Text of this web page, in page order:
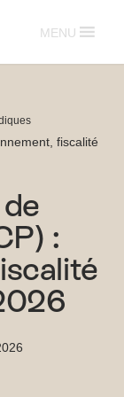
MENU
fiscalité
: